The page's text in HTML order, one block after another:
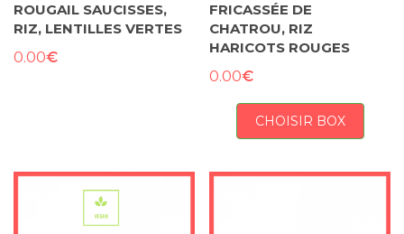
ROUGAIL SAUCISSES,
RIZ, LENTILLES VERTES
0.00€
FRICASSÉE DE
CHATROU, RIZ
HARICOTS ROUGES
0.00€
CHOISIR BOX